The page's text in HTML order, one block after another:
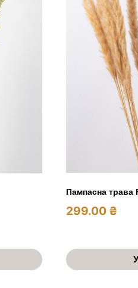
Пампасна трава
299.00 ₴